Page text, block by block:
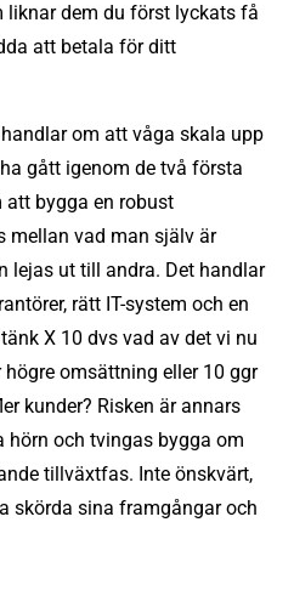
liknar dem du först lyckats få
att betala för ditt
om att våga skala upp
gått igenom de två första
att bygga en robust
mellan vad man själv är
lejas ut till andra. Det handlar
rätt IT-system och en
X 10 dvs vad av det vi nu
omsättning eller 10 ggr
kunder? Risken är annars
och tvingas bygga om
tillväxtfas. Inte önskvärt,
skörda sina framgångar och